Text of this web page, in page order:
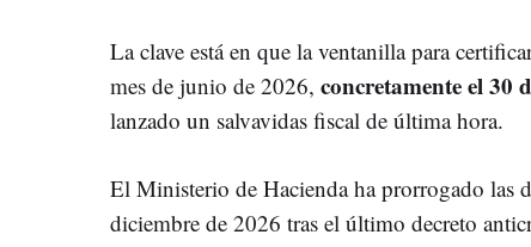
La clave está en que la ventanilla para
mes de junio de 2026, concretamente el 30
lanzado un salvavidas fiscal de última hora.
El Ministerio de Hacienda ha prorrogado las
diciembre de 2026 tras el último decreto